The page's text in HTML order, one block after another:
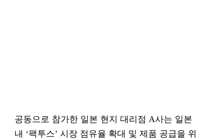
공동으로 참가한 일본 현지 대리점 A사는 일본
내 ‘팩투스’ 시장 점유율 확대 및 제품 공급을 위